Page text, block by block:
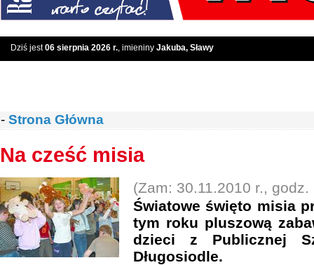
Dziś jest06 sierpnia 2026 r., imieniny Jakuba, Sławy
- Strona Główna
Na cześć misia
(Zam: 30.11.2010 r., godz.
Światowe święto misia
tym roku pluszową
dzieci z Publicznej
Długosiodle.